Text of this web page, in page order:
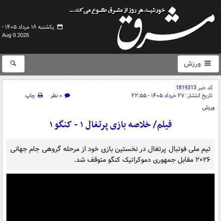
یکشنبه ۱۸ مرداد ۱۴۰۵ -
Aug 9 2026
ورزش
کد خبر1819313
تاریخ انتشار: ۲۷ خرداد ۱۴۰۵ - ۲۲:۵۵ ۰ نظر
چاپ
ورزش
فیلم/ خلاصه بازی پرتغال ۱ - کنگو ۱
تیم ملی فوتبال پرتغال در نخستین بازی خود از مرحله گروهی جام جهانی
۲۰۲۶ مقابل جمهوری دموکراتیک کنگو متوقف شد.